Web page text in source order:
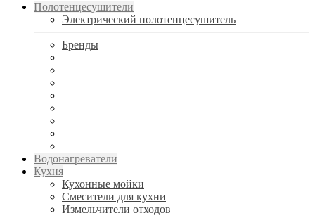
Полотенцесушители
Электрический полотенцесушитель
Бренды
Водонагреватели
Кухня
Кухонные мойки
Смесители для кухни
Измельчители отходов